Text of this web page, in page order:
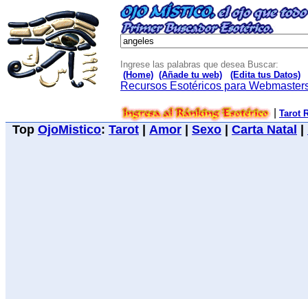
Ingrese las palabras que desea Buscar:
(Home) (Añade tu web) (Edita tus Datos)
Recursos Esotéricos para
Tarot
Top OjoMistico: Tarot Amor Sexo Carta Natal